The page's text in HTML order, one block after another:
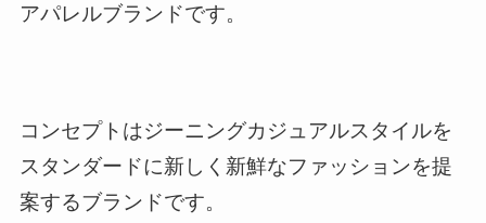
アパレルブランドです。
コンセプトはジーニングカジュアルスタイルを
スタンダードに新しく新鮮なファッションを提
案するブランドです。